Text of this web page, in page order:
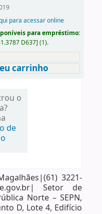
para acessar online
para empréstimo:
D637] (1).
carrinho
o
de
3221-
Setor de
Norte – SEPN,
D, Lote 4, Edifício